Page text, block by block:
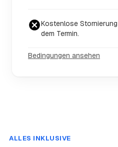
Kostenlose
dem Termin.
Bedingungen ansehen
ALLES INKLUSIVE